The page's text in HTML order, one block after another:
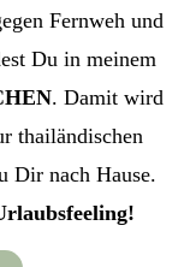
Fernweh und
Du in meinem
. Damit wird
thailändischen
Dir nach Hause.